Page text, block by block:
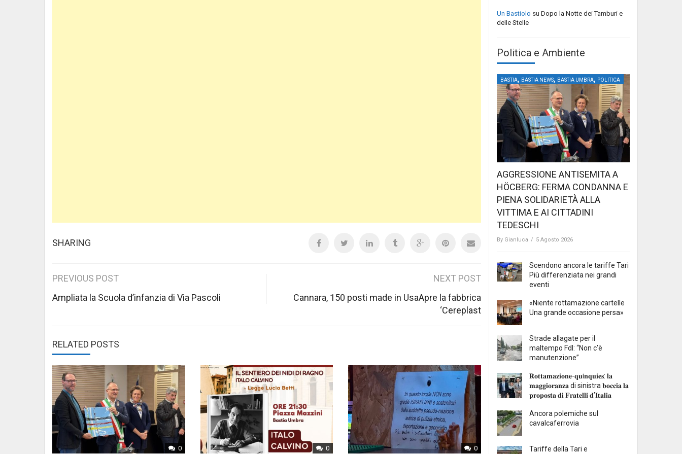
SHARING
Post
navigation
PREVIOUS POST
Ampliata la Scuola d’infanzia di Via Pascoli
NEXT POST
Cannara, 150 posti made in UsaApre la fabbrica
‘Cereplast
RELATED POSTS
0 0 0
Un Bastiolo su Dopo la Notte dei Tamburi e
delle Stelle
Politica e Ambiente
BASTIA, BASTIA NEWS, BASTIA UMBRA, POLITICA
AGGRESSIONE ANTISEMITA A
HÖCBERG: FERMA CONDANNA E
PIENA SOLIDARIETÀ ALLA
VITTIMA E AI CITTADINI
TEDESCHI
By Gianluca / 5 Agosto 2026
Scendono ancora le tariffe Tari
Più differenziata nei grandi
eventi
«Niente rottamazione cartelle
Una grande occasione persa»
Strade allagate per il
maltempo FdI: “Non c’è
manutenzione”
𝐑𝐨𝐭𝐭𝐚𝐦𝐚𝐳𝐢𝐨𝐧𝐞-𝐪𝐮i𝐧𝐪𝐮𝐢𝐞𝐬: 𝐥𝐚
𝐦𝐚𝐠𝐠𝐢𝐨𝐫𝐚𝐧𝐳𝐚 di sinistra 𝐛𝐨𝐜𝐜𝐢𝐚 𝐥𝐚
𝐩𝐫𝐨𝐩𝐨𝐬𝐭𝐚 𝐝𝐢 𝐅𝐫𝐚𝐭𝐞𝐥𝐥𝐢 𝐝’𝐈𝐭𝐚𝐥𝐢𝐚
Ancora polemiche sul
cavalcaferrovia
Tariffe della Tari e